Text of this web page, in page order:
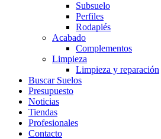
Subsuelo
Perfiles
Rodapiés
Acabado
Complementos
Limpieza
Limpieza y reparación
Buscar Suelos
Presupuesto
Noticias
Tiendas
Profesionales
Contacto